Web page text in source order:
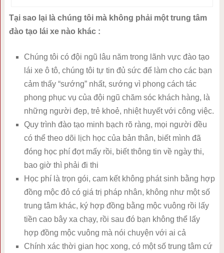
Tại sao lại là chúng tôi mà không phải một trung tâm
đào tạo lái xe nào khác :
Chúng tôi có đội ngũ lâu năm trong lãnh vực đào tạo
lái xe ô tô, chúng tôi tự tin đủ sức để làm cho các bạn
cảm thấy “sướng” nhất, sướng vì phong cách tác
phong phục vụ của đội ngũ chăm sóc khách hàng, là
những người đẹp, trẻ khoẻ, nhiệt huyết với công việc.
Quy trình đào tạo minh bạch rõ ràng, mọi người đều
có thể theo dõi lịch học của bản thân, biết mình đã
đóng học phí đợt mấy rồi, biết thông tin về ngày thi,
bao giờ thì phải đi thi
Học phí là trọn gói, cam kết không phát sinh bằng hợp
đồng mộc đỏ có giá trị pháp nhân, không như một số
trung tâm khác, ký hợp đồng bằng mộc vuông rồi lấy
tiền cao bây xa chạy, rồi sau đó bạn không thể lấy
hợp đồng mộc vuông mà nói chuyện với ai cả
Chính xác thời gian học xong, có một số trung tâm cứ